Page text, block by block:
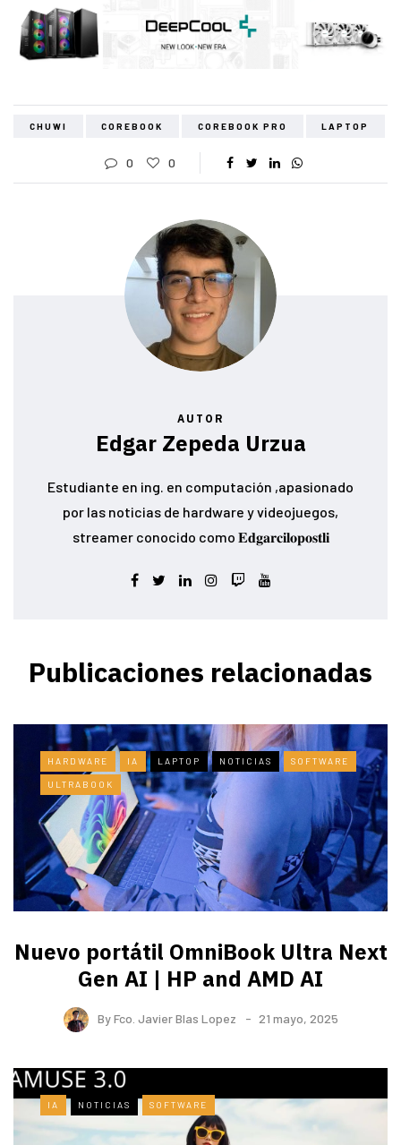
CHUWI COREBOOK COREBOOK PRO LAPTOP
0 0
AUTOR
Edgar Zepeda Urzua
Estudiante en ing. en computación ,apasionado
por las noticias de hardware y videojuegos,
streamer conocido como 𝐄𝐝𝐠𝐚𝐫𝐜𝐢𝐥𝐨𝐩𝐨𝐬𝐭𝐥𝐢
Publicaciones relacionadas
HARDWARE IA LAPTOP NOTICIAS SOFTWARE
ULTRABOOK
Nuevo portátil OmniBook Ultra ​Next
Gen AI | HP and AMD AI
ByFco. Javier Blas Lopez 21 mayo, 2025
IA NOTICIAS SOFTWARE